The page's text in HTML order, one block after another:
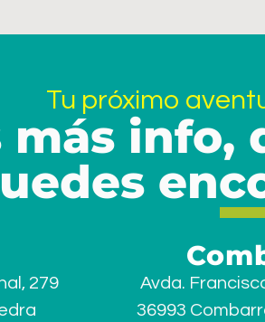
Tu próximo
más info,
279
Avda.
36993